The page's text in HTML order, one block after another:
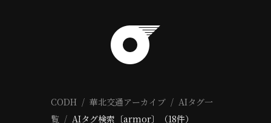
CODH 華北交通アーカイブ
AIタグ一
覧
AIタグ検索〔armor〕（18件）